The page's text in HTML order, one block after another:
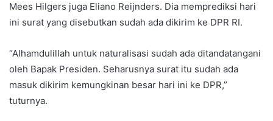
Mees Hilgers juga Eliano Reijnders. Dia memprediksi hari
ini surat yang disebutkan sudah ada dikirim ke DPR RI.
“Alhamdulillah untuk naturalisasi sudah ada ditandatangani
oleh Bapak Presiden. Seharusnya surat itu sudah ada
masuk dikirim kemungkinan besar hari ini ke DPR,”
tuturnya.